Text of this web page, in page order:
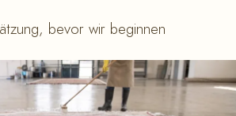
bevor wir beginnen